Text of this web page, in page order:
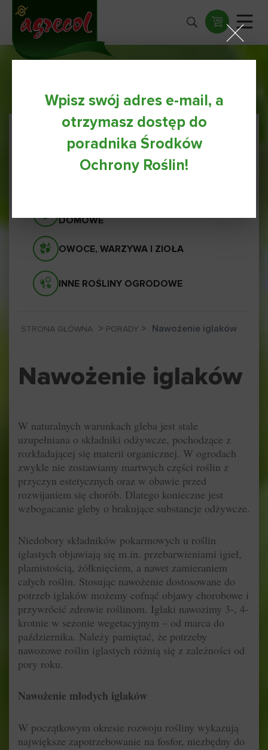
Wpisz swój adres e-mail, a
otrzymasz dostęp do
poradnika Środków
Ochrony Roślin!
WSZYSTKIE PORADY
DOMOWE
OWOCE, WARZYWA I ZIOŁA
INNE ROŚLINY OGRODOWE
STRONA GŁÓWNA > PORADY > Nawożenie iglaków
Nawożenie iglaków
W naturalnych warunkach gleba jest stale
uzupełniana o składniki odżywcze, pochodzące z
rozkładającej się materii organicznej. W ogrodach
zwykle nie zostawiamy martwych części roślin z
przyczyn estetycznych oraz w obawie przed
rozwijaniem się chorób. Dlatego konieczne jest
wzbogacanie gleby o brakujące substancje odżywcze.
Niedobory składników pokarmowych u roślin
iglastych objawiają się m.in. przebarwieniami igieł,
plamistością, żółknięciem, a nawet zamieraniem
całych roślin. Stosując nawożenie dostosowane do
potrzeb iglaków możemy cofnąć objawy chorobowe i
przywrócić zdrowie roślinom. Iglaki nawozimy 3-, 4-
krotnie w sezonie wegetacyjnym – od marca do
października. Należy pamiętać, że potrzeby
nawozowe roślin iglastych różnią się z zależności od
pory roku.
Nawożenie młodych iglaków
W początkowym okresie rozwoju rośliny wykazują
największe zapotrzebowanie na fosfor, niezbędny do